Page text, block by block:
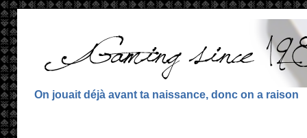
On jouait déjà avant ta naissance, donc on a raison